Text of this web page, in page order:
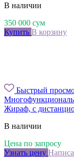
В наличии
350 000 сум
Купить В корзину
Быстрый
Жираф, с
В наличии
Цена по запросу
Узнать цену